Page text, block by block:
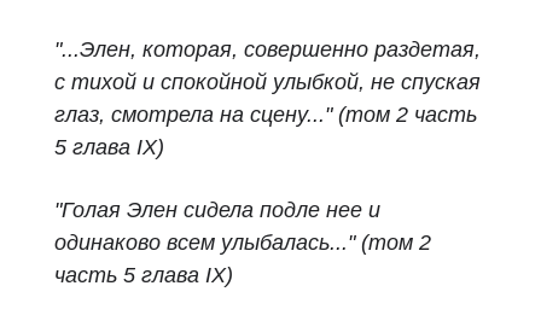
"...Элен, которая, совершенно раздетая,
с тихой и спокойной улыбкой, не спуская
глаз, смотрела на сцену..." (том 2 часть
5 глава IX)
"Голая Элен сидела подле нее и
одинаково всем улыбалась..." (том 2
часть 5 глава IX)